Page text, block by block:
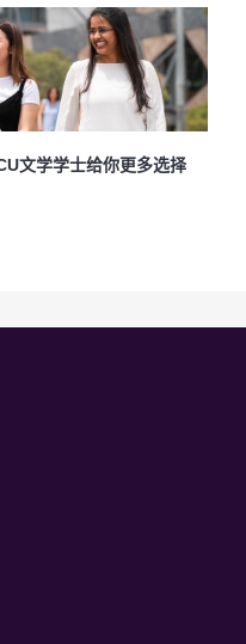
文学学士给你更多选择